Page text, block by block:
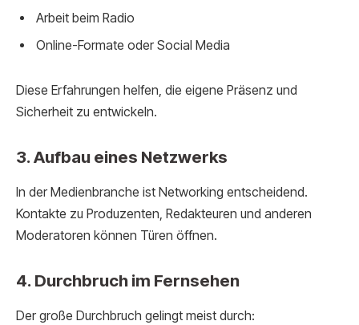
Arbeit beim Radio
Online-Formate oder Social Media
Diese Erfahrungen helfen, die eigene Präsenz und
Sicherheit zu entwickeln.
3. Aufbau eines Netzwerks
In der Medienbranche ist Networking entscheidend.
Kontakte zu Produzenten, Redakteuren und anderen
Moderatoren können Türen öffnen.
4. Durchbruch im Fernsehen
Der große Durchbruch gelingt meist durch: